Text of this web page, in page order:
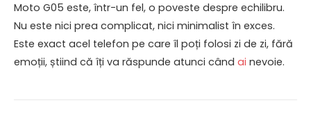
Moto G05 este, într-un fel, o poveste despre echilibru.
Nu este nici prea complicat, nici minimalist în exces.
Este exact acel telefon pe care îl poți folosi zi de zi, fără
emoții, știind că îți va răspunde atunci când ai nevoie.